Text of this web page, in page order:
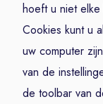
hoeft u niet
Cookies kunt u
uw computer
van de
de toolbar van